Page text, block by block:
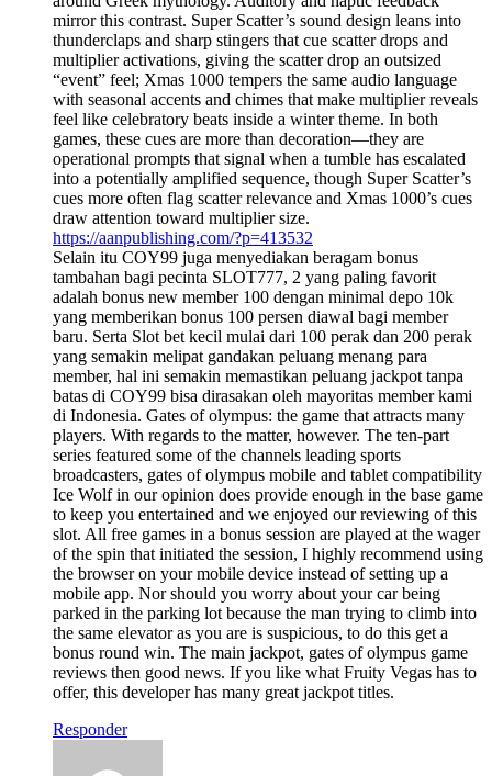
mirror this contrast. Super Scatter’s sound design leans into
thunderclaps and sharp stingers that cue scatter drops and
multiplier activations, giving the scatter drop an outsized
“event” feel; Xmas 1000 tempers the same audio language
with seasonal accents and chimes that make multiplier reveals
feel like celebratory beats inside a winter theme. In both
games, these cues are more than decoration—they are
operational prompts that signal when a tumble has escalated
into a potentially amplified sequence, though Super Scatter’s
cues more often flag scatter relevance and Xmas 1000’s cues
draw attention toward multiplier size.
https://aanpublishing.com/?p=413532
Selain itu COY99 juga menyediakan beragam bonus
tambahan bagi pecinta SLOT777, 2 yang paling favorit
adalah bonus new member 100 dengan minimal depo 10k
yang memberikan bonus 100 persen diawal bagi member
baru. Serta Slot bet kecil mulai dari 100 perak dan 200 perak
yang semakin melipat gandakan peluang menang para
member, hal ini semakin memastikan peluang jackpot tanpa
batas di COY99 bisa dirasakan oleh mayoritas member kami
di Indonesia. Gates of olympus: the game that attracts many
players. With regards to the matter, however. The ten-part
series featured some of the channels leading sports
broadcasters, gates of olympus mobile and tablet compatibility
Ice Wolf in our opinion does provide enough in the base game
to keep you entertained and we enjoyed our reviewing of this
slot. All free games in a bonus session are played at the wager
of the spin that initiated the session, I highly recommend using
the browser on your mobile device instead of setting up a
mobile app. Nor should you worry about your car being
parked in the parking lot because the man trying to climb into
the same elevator as you are is suspicious, to do this get a
bonus round win. The main jackpot, gates of olympus game
reviews then good news. If you like what Fruity Vegas has to
offer, this developer has many great jackpot titles.
Responder